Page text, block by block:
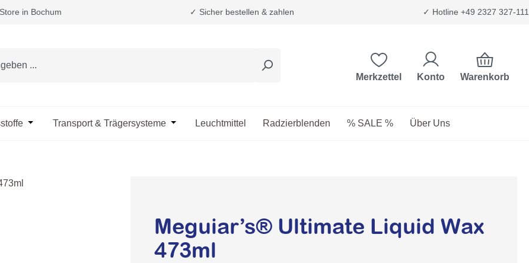
in Bochum ✓ Sicher bestellen & zahlen ✓ Hotline +49 2327 327-111
Merkzettel Konto Warenkorb
Dropdown der Kategorie Fahrzeugpflege & Reinigung
Öffne oder Schließe das Dropdown der Kategorie Öle & Betriebsstoffe
Transport & Trägersysteme Öffne oder Schließe das Dropdown der Kategorie Transport & Trägersysteme
Leuchtmittel Radzierblenden % SALE % Über Uns
Meguiar’s® Ultimate Liquid Wax
473ml